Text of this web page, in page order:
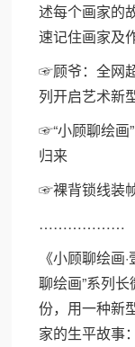
述每个画家的
速记住画家及
☞顾爷：全网
列开启艺术新
☞“小顾聊绘画
归来
☞裸背锁线装
………………
《小顾聊绘画
聊绘画”系列
份，用一种新
家的生平故事